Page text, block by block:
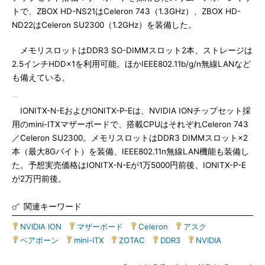
トで、ZBOX HD-NS21はCeleron 743（1.3GHz）、ZBOX HD-
ND22はCeleron SU2300（1.2GHz）を装備した。
メモリスロットはDDR3 SO-DIMMスロット2本、ストレージは
2.5インチHDD×1を利用可能。ほかIEEE802.11b/g/n無線LANなど
も備えている。
IONITX-N-EおよびIONITX-P-Eは、NVIDIA IONチップセット採
用のmini-ITXマザーボードで、搭載CPUはそれぞれCeleron 743
／Celeron SU2300。メモリスロットはDDR3 DIMMスロット×2
本（最大8Gバイト）を装備、IEEE802.11n無線LAN機能も装備し
た。予想実売価格はIONITX-N-Eが1万5000円前後、IONITX-P-E
が2万円前後。
関連キーワード
NVIDIA ION マザーボード Celeron アスク
ベアボーン
mini-ITX ZOTAC DDR3 NVIDIA